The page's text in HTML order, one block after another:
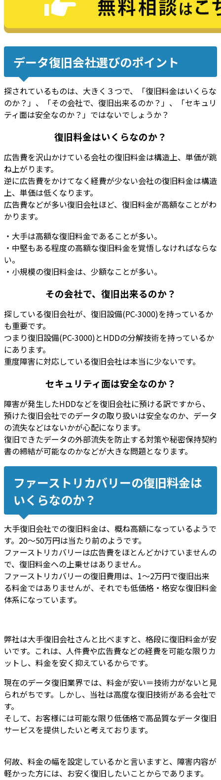
データ復旧会社選びのポイント
探されているものは、大きく３つで、「復旧料金はいくらな
のか？」、「その会社で、復旧出来るのか？」、「セキュリ
ティ面は安全なのか？」ではないでしょうか？
復旧料金はいくらなのか？
広告費を沢山かけている会社の復旧料金は構造上、単価が跳
ね上がります。
逆に広告費をかけてなく経費が少ない会社の復旧料金は構造
上、単価は低くなります。
広告費などが多い復旧会社ほど、復旧料金が高額なことがわ
かります。
・大手は高額な復旧料金であることが多い。
・中堅もある程度の高額な復旧料金を覚悟しなければならな
い。
・ 小規模の復旧料金は、少額なことが多い。
その会社で、復旧出来るのか？
探している復旧会社が、復旧設備(PC-3000)を持っているか
も重要です。
つまり復旧設備(PC-3000)とHDDの分解技術を持っているか
にあります。
重度障害に対応している復旧会社は本当に少ないです。
セキュリティ面は安全なのか？
障害が発生したHDDなどを復旧会社に預ける訳ですから、
預けた復旧会社でのデータの取り扱いは安全なのか、データ
の流失などはないかが心配になります。
復旧できたデータの外部流失を防止する対策や秘密保持契約
書の締結が可能なのかなどが大きな問題となります。
ファーストリカバリーの復旧料金は
いくらなのか？
大手復旧会社での復旧料金は、 概ね高額になっているようで
す。 20～50万円は当たり前のようです。
ファーストリカバリーは広告費をほとんどかけていませんの
で、 復旧料金への上乗せはありません。
ファーストリカバリーの復旧費用は、1～2万円で復旧出来
る料金ではありませんが、それでも低価格・格安な復旧料金
体系になっています。
弊社は大手復旧会社さんと比べますと、 格段に復旧料金が安
いです。これは、 人件費や広告費などの経費を可能な限りカ
ット し、 料金を安く抑えているからです。
現在のデータ復旧業界では、料金が安い＝技術力がないと見
られがちです。しかし、 当社は高度な復旧技術がある会社で
す。
そして、 お客様には可能な限り低価格で高品質なデータ復旧
サービスを提供したいと考えております。
何故、 料金の幅を設定しているかと言いますと、 障害内容が
軽かった方には、お安く復旧したいことからであります。